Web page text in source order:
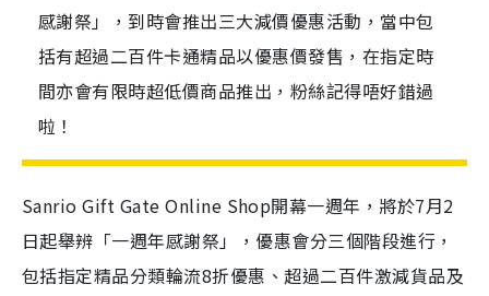
感謝祭」，到時會推出三大減價優惠活動，當中包
括有超過二百件卡通精品以優惠價發售，在指定時
間亦會有限時超低價商品推出，粉絲記得唔好錯過
啦！
Sanrio Gift Gate Online Shop開幕一週年，將於7月2
日起舉辨「一週年感謝祭」，優惠會分三個階段進行，
包括指定精品分類輪流8折優惠、超過二百件激減貨品及